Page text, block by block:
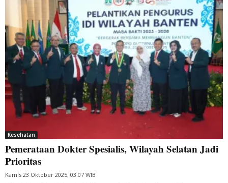
Kesehatan
Pemerataan Dokter Spesialis, Wilayah Selatan Jadi
Prioritas
Kamis 23 Oktober 2025, 03:07 WIB